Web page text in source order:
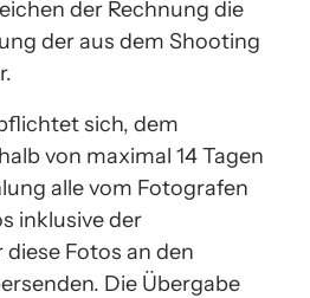
der Rechnung die
der aus dem Shooting
sich, dem
von maximal 14 Tagen
alle vom Fotografen
inklusive der
Fotos an den
Die Übergabe